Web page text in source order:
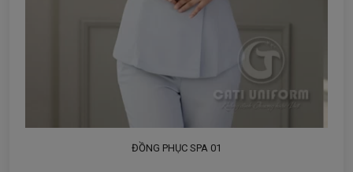
ĐỒNG PHỤC SPA 01